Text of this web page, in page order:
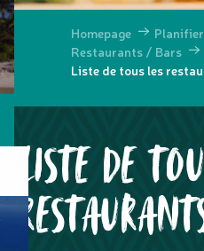
Homepage
Restaurants / Bars
Liste de tous les
LISTE DE